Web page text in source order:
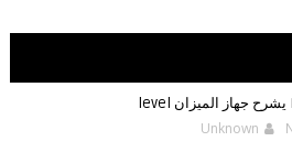
Unknown